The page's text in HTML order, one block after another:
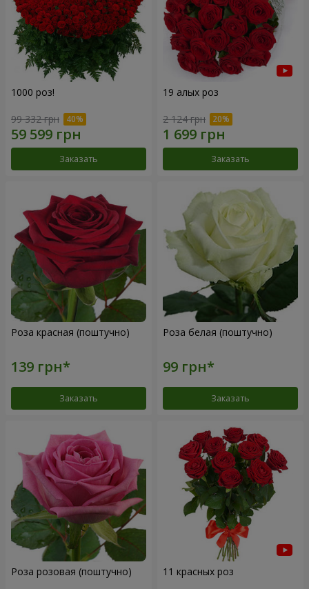
1000 роз!
99 332 грн
Заказать
19 алых роз
2 124 грн
Заказать
Роза красная (поштучно)
Заказать
Роза белая (поштучно)
Заказать
Роза розовая (поштучно) 11 красных роз